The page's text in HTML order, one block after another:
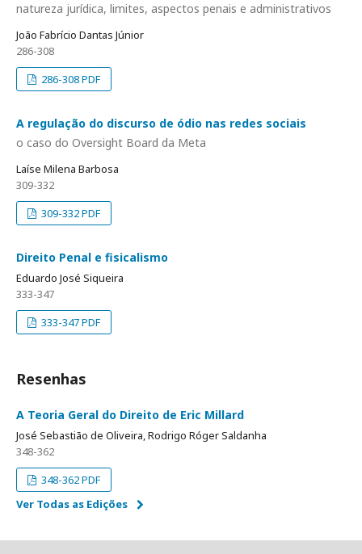
natureza jurídica, limites, aspectos penais e administrativos
João Fabrício Dantas Júnior
286-308
286-308 PDF
A regulação do discurso de ódio nas redes sociais
o caso do Oversight Board da Meta
Laíse Milena Barbosa
309-332
309-332 PDF
Direito Penal e fisicalismo
Eduardo José Siqueira
333-347
333-347 PDF
Resenhas
A Teoria Geral do Direito de Eric Millard
José Sebastião de Oliveira, Rodrigo Róger Saldanha
348-362
348-362 PDF
Ver Todas as Edições